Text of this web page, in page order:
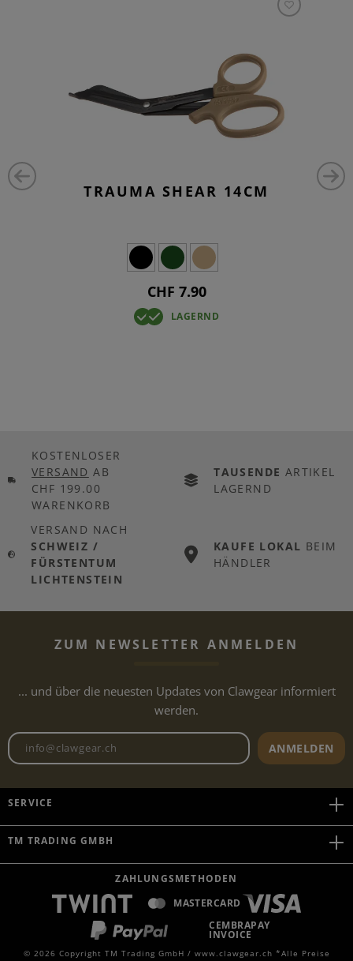
TRAUMA SHEAR 14CM
CHF 7.90
LAGERND
KOSTENLOSER
VERSAND AB
CHF 199.00
WARENKORB
TAUSENDE ARTIKEL
LAGERND
VERSAND NACH
SCHWEIZ /
FÜRSTENTUM
LICHTENSTEIN
KAUFE LOKAL BEIM
HÄNDLER
ZUM NEWSLETTER ANMELDEN
... und über die neuesten Updates von Clawgear informiert
werden.
Newsletter E-Mail-Adresse
ANMELDEN
SERVICE
TM TRADING GMBH
ZAHLUNGSMETHODEN
MASTERCARD
CEMBRAPAY
INVOICE
© 2026 Copyright TM Trading GmbH / www.clawgear.ch *Alle Preise